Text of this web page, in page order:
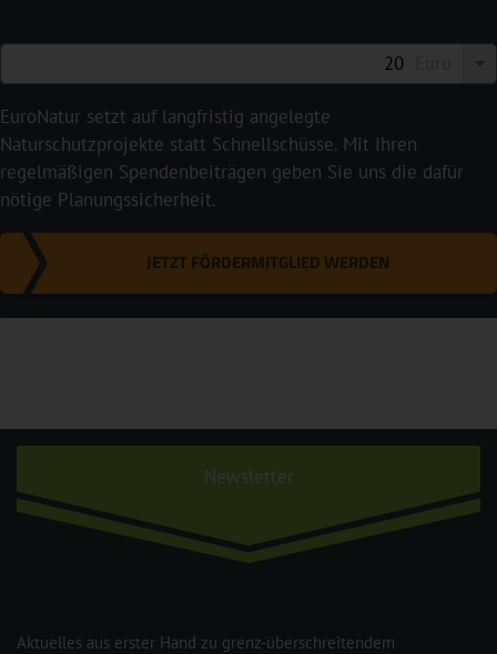
EuroNatur setzt auf langfristig angelegte
Naturschutzprojekte statt Schnellschüsse. Mit Ihren
regelmäßigen Spendenbeiträgen geben Sie uns die dafür
nötige Planungssicherheit.
JETZT FÖRDERMITGLIED WERDEN
Newsletter
Aktuelles aus erster Hand zu grenz-überschreitendem